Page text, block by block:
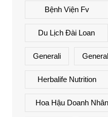
Bệnh Viện Fv
Du Lịch Đài Loan
Generali
Herbalife Nutrition
Hoa Hậu Doanh